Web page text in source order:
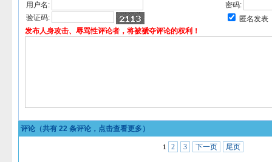
用户名:
密码:
验证码:
匿名发表
发布人身攻击、辱骂性评论者，将被褫夺评论的权利！
评论（共有 22 条评论，点击查看更多）
1 2 3 下一页 尾页